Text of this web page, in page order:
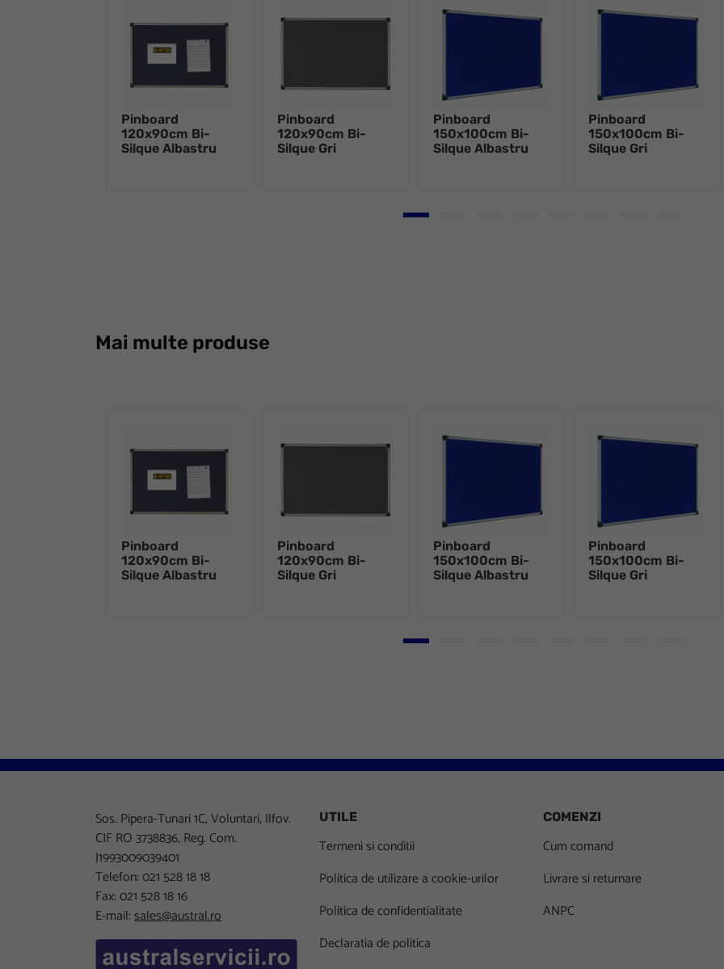
Pinboard
120x90cm Bi-
Silque Albastru
Pinboard
120x90cm Bi-
Silque Gri
Pinboard
150x100cm Bi-
Silque Albastru
Pinboard
150x100cm Bi-
Silque Gri
Go to slide 1
Mai multe produse
Pinboard
120x90cm Bi-
Silque Albastru
Pinboard
120x90cm Bi-
Silque Gri
Pinboard
150x100cm Bi-
Silque Albastru
Pinboard
150x100cm Bi-
Silque Gri
Go to slide 1
Sos. Pipera-Tunari 1C, Voluntari, Ilfov.
CIF RO 3738836, Reg. Com.
J1993009039401
Telefon: 021 528 18 18
Fax: 021 528 18 16
E-mail:sales@austral.ro
UTILE
Termeni si conditii
Politica de utilizare a cookie-urilor
Politica de confidentialitate
Declaratia de politica
COMENZI
Cum comand
Livrare si returnare
ANPC